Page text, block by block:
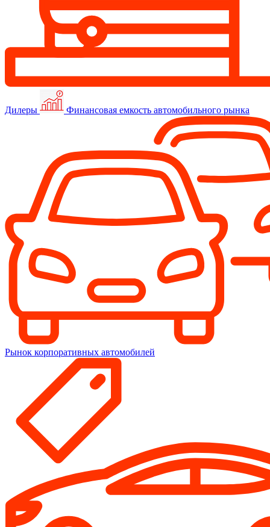
Дилеры Финансовая емкость автомобильного рынка
Рынок корпоративных автомобилей